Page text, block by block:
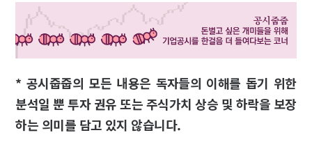
* 공시줍줍의 모든 내용은 독자들의 이해를 돕기 위한
분석일 뿐 투자 권유 또는 주식가치 상승 및 하락을 보장
하는 의미를 담고 있지 않습니다.